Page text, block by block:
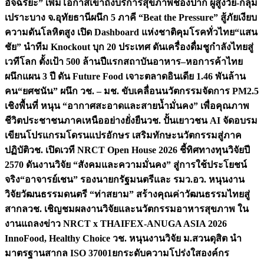
อัจฉริยะ” เพิ่มโอกาสเข้าถึงบริการสุขภาพช่องปาก ผู้สูงวัย-กลุ่ม
เปราะบาง จ.อุทัยธานีผนึก 5 ภาคี “Beat the Pressure” สู้ภัยเงียบ
ความดันโลหิตสูง เปิด Dashboard แห่งชาติคุมโรคทั่วไทย“แสน
ชัย” นำทีม Knockout บุก 20 ประเทศ ดันเครื่องดื่มชูกำลังไทยสู่
เวทีโลก ตั้งเป้า 500 ล้านปีแรกสถาบันอาหาร–หอการค้าไทย
ผนึกแผน 3 ปี ดัน Future Food เจาะตลาดอินเดีย 1.46 พันล้าน
คน“ยศชนัน” ผนึก วช. – มช. ขับเคลื่อนนวัตกรรมจัดการ PM2.5
เชิงพื้นที่ หนุน “อากาศสะอาดและสายน้ำมั่นคง” เพื่อคุณภาพ
ชีวิตประชาชนภาคเหนืออย่างยั่งยืนวช. ปั้นเยาวชน AI จัดอบรม
เขียนโปรแกรมโดรนแปรอักษร เสริมทักษะนวัตกรรมสู่ภาค
ปฏิบัติวช. เปิดเวที NRCT Open House 2026 ชี้ทิศทางทุนวิจัยปี
2570 ดันงานวิจัย “สังคมและความมั่นคง” สู่การใช้ประโยชน์
จริง“อาจารย์เชน” รองนายกรัฐมนตรีและ รมว.อว. หนุนงาน
วิจัยวัฒนธรรมดนตรี “ท่าสยาม” สร้างคุณค่าวัฒนธรรมไทยสู่
สากลวช. เชิญชมผลงานวิจัยและนวัตกรรมอาหารสุขภาพ ใน
งานแถลงข่าว NRCT x THAIFEX-ANUGA ASIA 2026
InnoFood, Healthy Choice วช. หนุนงานวิจัย ม.สวนดุสิต นำ
มาตรฐานสากล ISO 37001ยกระดับความโปร่งใสองค์กร